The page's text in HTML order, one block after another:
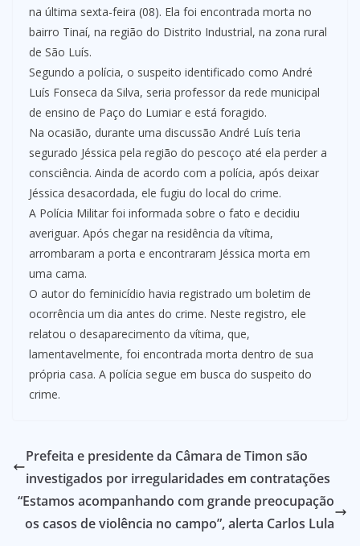
na última sexta-feira (08). Ela foi encontrada morta no
bairro Tinaí, na região do Distrito Industrial, na zona rural
de São Luís.
Segundo a polícia, o suspeito identificado como André
Luís Fonseca da Silva, seria professor da rede municipal
de ensino de Paço do Lumiar e está foragido.
Na ocasião, durante uma discussão André Luís teria
segurado Jéssica pela região do pescoço até ela perder a
consciência. Ainda de acordo com a polícia, após deixar
Jéssica desacordada, ele fugiu do local do crime.
A Polícia Militar foi informada sobre o fato e decidiu
averiguar. Após chegar na residência da vítima,
arrombaram a porta e encontraram Jéssica morta em
uma cama.
O autor do feminicídio havia registrado um boletim de
ocorrência um dia antes do crime. Neste registro, ele
relatou o desaparecimento da vítima, que,
lamentavelmente, foi encontrada morta dentro de sua
própria casa. A polícia segue em busca do suspeito do
crime.
Prefeita e presidente da Câmara de Timon são
investigados por irregularidades em contratações
“Estamos acompanhando com grande preocupação
os casos de violência no campo”, alerta Carlos Lula